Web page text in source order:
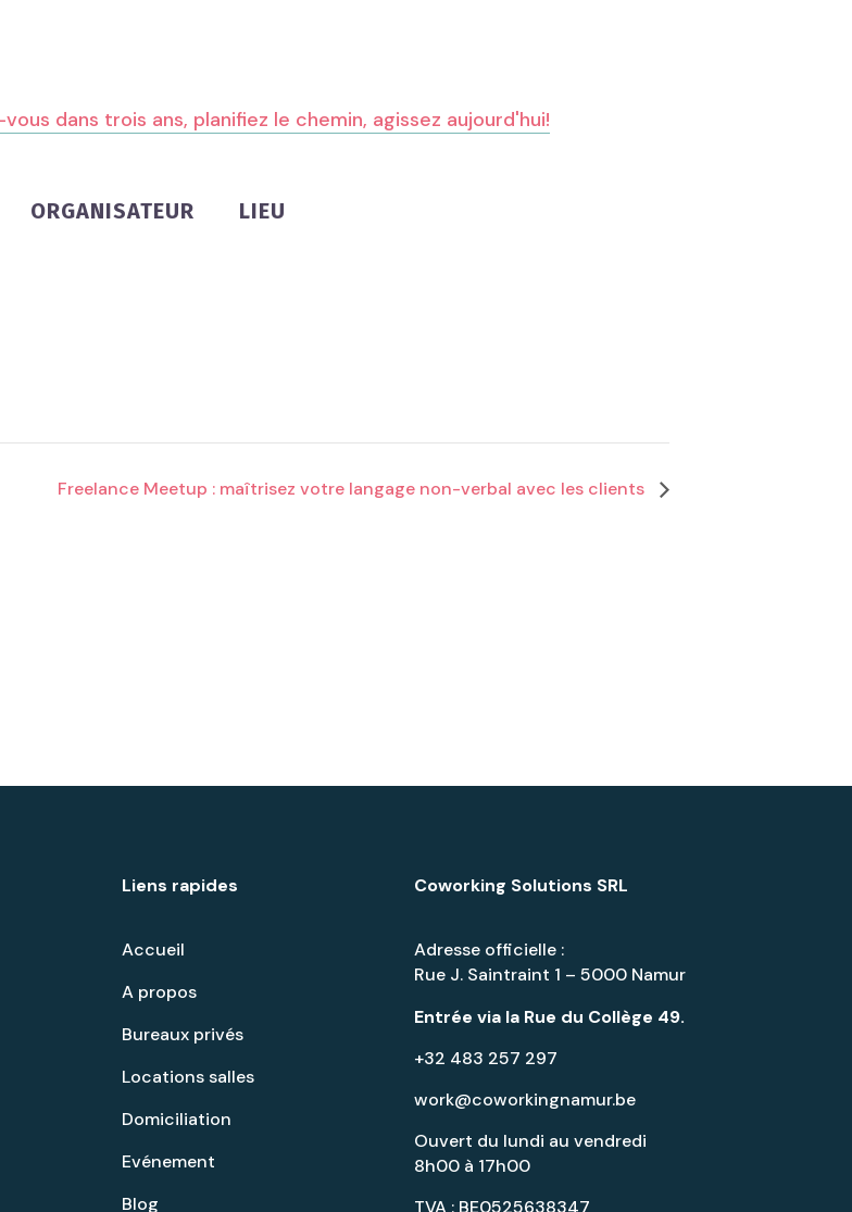
ORGANISATEUR LIEU
Freelance Meetup : maîtrisez votre langage non-verbal avec les clients
Liens rapides
Accueil
A propos
Bureaux privés
Locations salles
Domiciliation
Evénement
Blog
Coworking Solutions SRL
Adresse officielle :
Rue J. Saintraint 1 – 5000 Namur
Entrée via la Rue du Collège 49.
+32 483 257 297
work@coworkingnamur.be
Ouvert du lundi au vendredi
8h00 à 17h00
TVA : BE0525638347